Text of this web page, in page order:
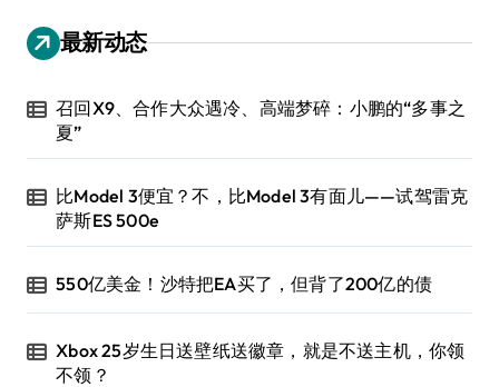
最新动态
召回X9、合作大众遇冷、高端梦碎：小鹏的“多事之
夏”
比Model 3便宜？不，比Model 3有面儿——试驾雷克
萨斯ES 500e
550亿美金！沙特把EA买了，但背了200亿的债
Xbox 25岁生日送壁纸送徽章，就是不送主机，你领
不领？